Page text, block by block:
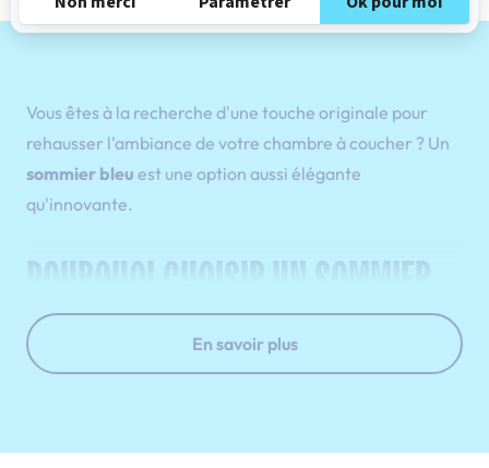
Vous êtes à la recherche d'une touche originale pour
rehausser l'ambiance de votre chambre à coucher ? Un
sommier bleu est une option aussi élégante
qu'innovante.
POURQUOI CHOISIR UN SOMMIER
BLEU ?
En savoir plus